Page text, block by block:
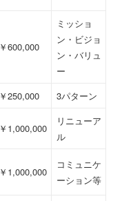
￥600,000
ミッショ
ン・ビジョ
ン・バリュ
ー
￥250,000
3パターン
￥1,000,000
リニューア
ル
￥1,000,000
コミュニケ
ーション等